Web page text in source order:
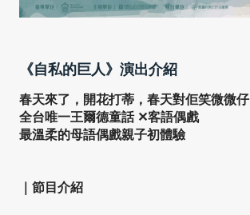
《自私的巨人》演出介紹
春天來了，開花打蒂，春天對佢笑微微仔
全台唯一王爾德童話 ✕客語偶戲
最溫柔的母語偶戲親子初體驗
｜節目介紹